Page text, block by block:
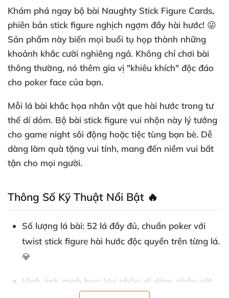
Khám phá ngay bộ bài Naughty Stick Figure Cards,
phiên bản stick figure nghịch ngợm đầy hài hước! 😜
Sản phẩm này biến mọi buổi tụ họp thành những
khoảnh khắc cười nghiêng ngả. Không chỉ chơi bài
thông thường, nó thêm gia vị "khiêu khích" độc đáo
cho poker face của bạn.
Mỗi lá bài khắc họa nhân vật que hài hước trong tư
thế dí dỏm. Bộ bài stick figure vui nhộn này lý tưởng
cho game night sôi động hoặc tiệc tùng bạn bè. Dễ
dàng làm quà tặng vui tính, mang đến niềm vui bất
tận cho mọi người.
Thông Số Kỹ Thuật Nổi Bật 🔥
Số lượng lá bài: 52 lá đầy đủ, chuẩn poker với
twist stick figure hài hước độc quyền trên từng lá.
💎
Hình ảnh minh họa: Vui nhộn, dí dỏm, nhân vật